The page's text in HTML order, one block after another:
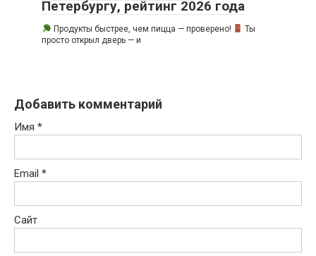
Петербургу, рейтинг 2026 года
Продукты быстрее, чем пицца — проверено!
Ты
просто открыл дверь — и
Добавить комментарий
Имя *
Email *
Сайт